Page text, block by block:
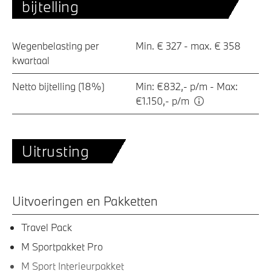
bijtelling
Wegenbelasting per
kwartaal
Min. € 327 - max. € 358
Netto bijtelling (18%)
Min: €832,- p/m - Max:
€1.150,- p/m
Uitrusting
Uitvoeringen en Pakketten
Travel Pack
M Sportpakket Pro
M Sport Interieurpakket